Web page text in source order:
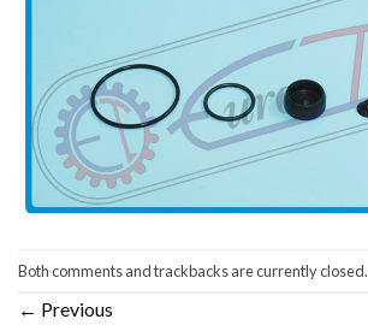
Both comments and trackbacks are currently closed.
← Previous